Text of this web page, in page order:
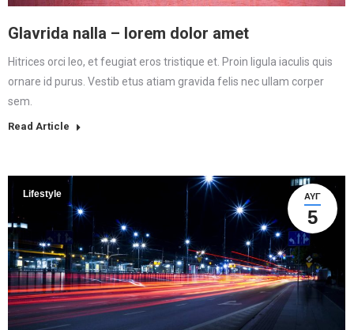
Glavrida nalla – lorem dolor amet
Hitrices orci leo, et feugiat eros tristique et. Proin ligula iaculis quis
ornare id purus. Vestib etus atiam gravida felis nec ullam corper
sem.
Read Article
ΑΥΓ
5
Lifestyle